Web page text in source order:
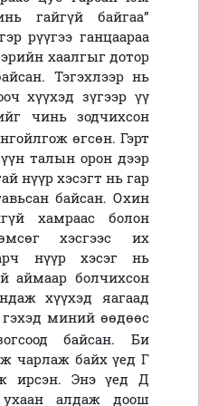
гайгүй байгаа”
рүүгээ ганцаараа
хаалгыг дотор
Тэгэхлээр нь
хүүхэд зүгээр үү
чинь зодчихсон
өгсөн. Гэрт
талын орон дээр
нүүр хэсэгт нь гар
байсан. Охин
хамраас болон
хэсгээс их
нүүр хэсэг нь
аймаар болчихсон
хүүхэд яагаад
миний өөдөөс
байсан.
Би
чарлаж байх үед Г
ирсэн. Энэ үед Д
алдаж доош